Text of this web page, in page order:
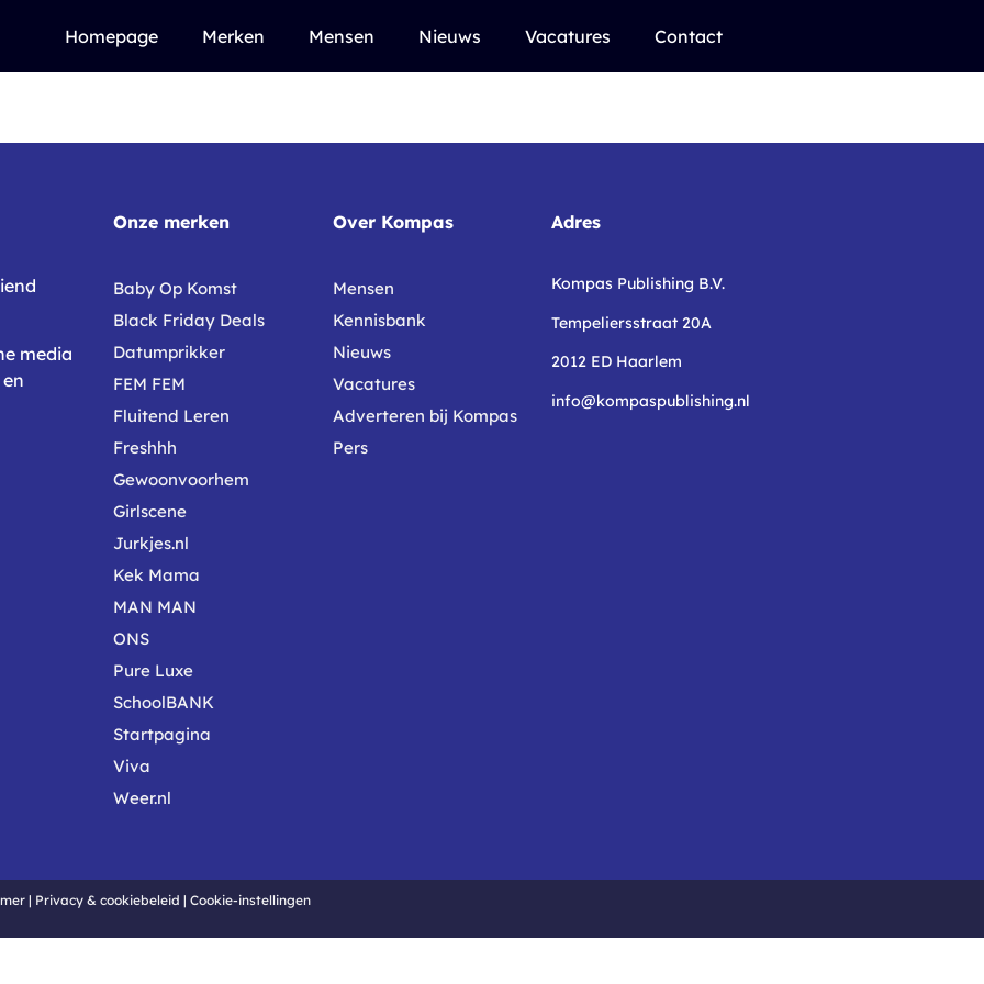
Homepage Merken Mensen Nieuws Vacatures Contact
media
en
Onze merken
Baby Op Komst
Black Friday Deals
Datumprikker
FEM FEM
Fluitend Leren
Freshhh
Gewoonvoorhem
Girlscene
Jurkjes.nl
Kek Mama
MAN MAN
ONS
Pure Luxe
SchoolBANK
Startpagina
Viva
Weer.nl
Over Kompas
Mensen
Kennisbank
Nieuws
Vacatures
Adverteren bij Kompas
Pers
Adres
Kompas Publishing B.V.
Tempeliersstraat 20A
2012 ED Haarlem
info@kompaspublishing.nl
| Privacy & cookiebeleid | Cookie-instellingen